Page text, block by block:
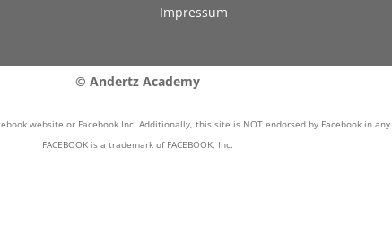
Impressum
© Andertz Academy
website or Facebook Inc. Additionally, this site is NOT endorsed by Facebook in any
FACEBOOK is a trademark of FACEBOOK, Inc.